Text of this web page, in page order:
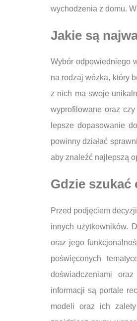
wychodzenia z domu.
Jakie są
Wybór odpowiedniego
na rodzaj wózka, który
z nich ma swoje
wyprofilowane oraz
lepsze dopasowanie
powinny działać
aby znaleźć najlepszą
Gdzie
Przed podjęciem
innych użytkowników.
oraz jego
poświęconych
doświadczeniami
informacji są portale
modeli oraz ich